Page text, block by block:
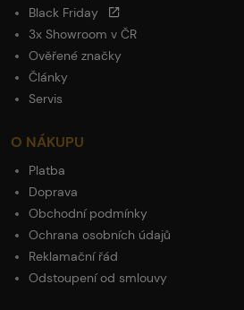
Black Friday
3x Showroom v ČR
Ověřené značky
Články
Servis
O NÁKUPU
Platba
Doprava
Obchodní podmínky
Ochrana osobních údajů
Reklamační řád
Odstoupení od smlouvy